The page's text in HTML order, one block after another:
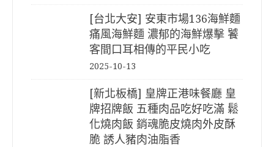
[台北大安] 安東市場136海鮮麵
痛風海鮮麵 濃郁的海鮮爆擊 饕
客間口耳相傳的平民小吃
2025-10-13
[新北板橋] 皇牌正港味餐廳 皇
牌招牌飯 五種肉品吃好吃滿 鬆
化燒肉飯 銷魂脆皮燒肉外皮酥
脆 誘人豬肉油脂香